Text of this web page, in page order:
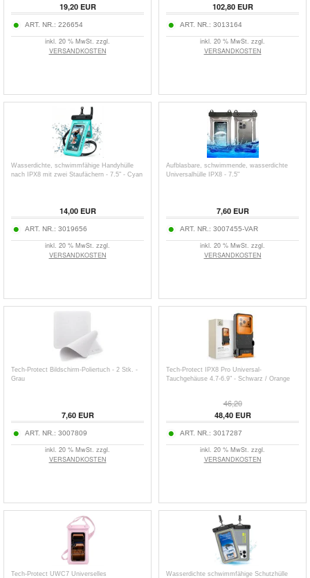
19,20EUR
ART. NR.: 226654
inkl. 20 % MwSt. zzgl.
VERSANDKOSTEN
102,80EUR
ART. NR.: 3013164
inkl. 20 % MwSt. zzgl.
VERSANDKOSTEN
Wasserdichte, schwimmfähige Handyhülle
nach IPX8 mit zwei Staufächern - 7.5" - Cyan
14,00EUR
ART. NR.: 3019656
inkl. 20 % MwSt. zzgl.
VERSANDKOSTEN
Aufblasbare, schwimmende, wasserdichte
Universalhülle IPX8 - 7.5"
7,60EUR
ART. NR.: 3007455-VAR
inkl. 20 % MwSt. zzgl.
VERSANDKOSTEN
Tech-Protect Bildschirm-Poliertuch - 2 Stk. -
Grau
7,60EUR
ART. NR.: 3007809
inkl. 20 % MwSt. zzgl.
VERSANDKOSTEN
Tech-Protect IPX8 Pro Universal-
Tauchgehäuse 4.7-6.9" - Schwarz / Orange
46,20
48,40EUR
ART. NR.: 3017287
inkl. 20 % MwSt. zzgl.
VERSANDKOSTEN
Tech-Protect UWC7 Universelles
Wasserdichte schwimmfähige Schutzhülle